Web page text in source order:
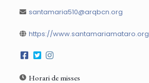
santamaria510@arqbcn.org
https://www.santamariamataro.org
Horari de misses